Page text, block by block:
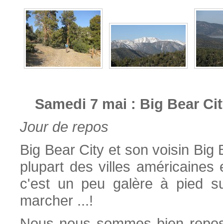
Samedi 7 mai : Big Bear
Jour de repos
Big Bear City et son voisin Big
plupart des villes
c'est un peu galère à pied
marcher ...!